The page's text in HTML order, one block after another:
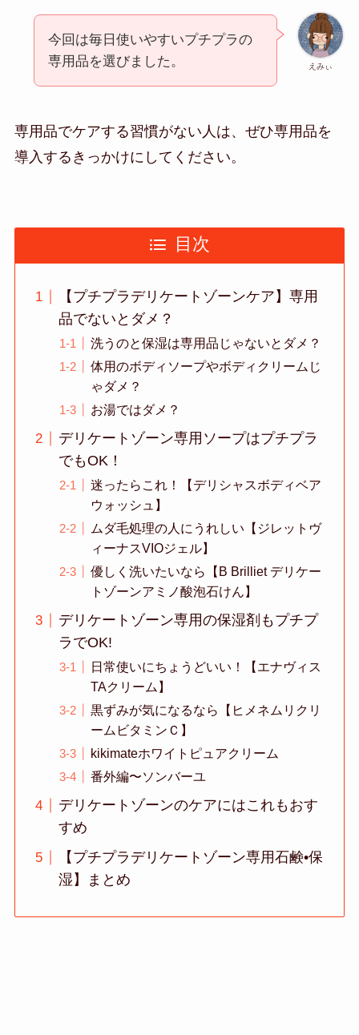
えみぃ
今回は毎日使いやすいプチプラの
専用品を選びました。
専用品でケアする習慣がない人は、ぜひ専用品を
導入するきっかけにしてください。
目次
【プチプラデリケートゾーンケア】専用
品でないとダメ？
洗うのと保湿は専用品じゃないとダメ？
体用のボディソープやボディクリームじ
ゃダメ？
お湯ではダメ？
デリケートゾーン専用ソープはプチプラ
でもOK！
迷ったらこれ！【デリシャスボディベア
ウォッシュ】
ムダ毛処理の人にうれしい【ジレットヴ
ィーナスVIOジェル】
優しく洗いたいなら【B Brilliet デリケー
トゾーンアミノ酸泡石けん】
デリケートゾーン専用の保湿剤もプチプ
ラでOK!
日常使いにちょうどいい！【エナヴィス
TAクリーム】
黒ずみが気になるなら【ヒメネムリクリ
ームビタミンＣ】
kikimateホワイトピュアクリーム
番外編〜ソンバーユ
デリケートゾーンのケアにはこれもおす
すめ
【プチプラデリケートゾーン専用石鹸•保
湿】まとめ